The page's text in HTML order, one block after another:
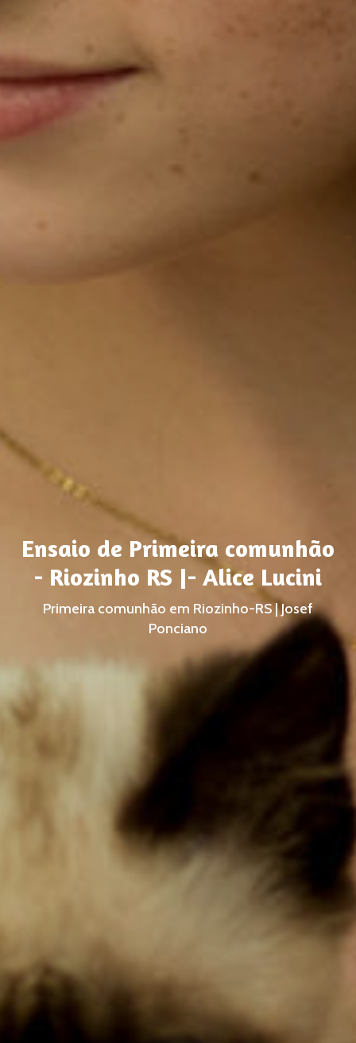
Ensaio de Primeira comunhão
- Riozinho RS |- Alice Lucini
Primeira comunhão em Riozinho-RS | Josef
Ponciano